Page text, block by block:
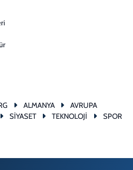
ALMANYA
AVRUPA
SİYASET TEKNOLOJİ
SPOR